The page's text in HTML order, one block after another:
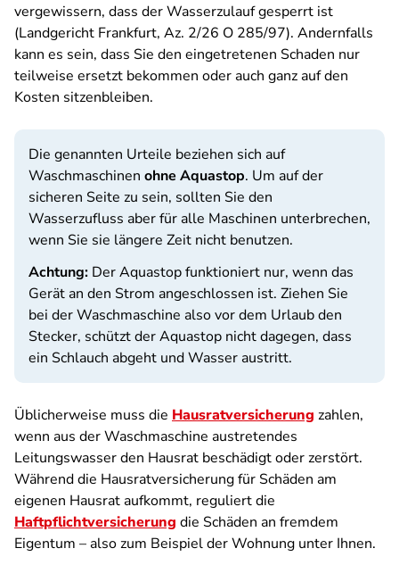
vergewissern, dass der Wasserzulauf gesperrt ist
(Landgericht Frankfurt, Az. 2/26 O 285/97). Andernfalls
kann es sein, dass Sie den eingetretenen Schaden nur
teilweise ersetzt bekommen oder auch ganz auf den
Kosten sitzenbleiben.
Die genannten Urteile beziehen sich auf
Waschmaschinen ohne Aquastop. Um auf der
sicheren Seite zu sein, sollten Sie den
Wasserzufluss aber für alle Maschinen unterbrechen,
wenn Sie sie längere Zeit nicht benutzen.
Achtung: Der Aquastop funktioniert nur, wenn das
Gerät an den Strom angeschlossen ist. Ziehen Sie
bei der Waschmaschine also vor dem Urlaub den
Stecker, schützt der Aquastop nicht dagegen, dass
ein Schlauch abgeht und Wasser austritt.
Üblicherweise muss die Hausratversicherung zahlen,
wenn aus der Waschmaschine austretendes
Leitungswasser den Hausrat beschädigt oder zerstört.
Während die Hausratversicherung für Schäden am
eigenen Hausrat aufkommt, reguliert die
Haftpflichtversicherung die Schäden an fremdem
Eigentum – also zum Beispiel der Wohnung unter Ihnen.